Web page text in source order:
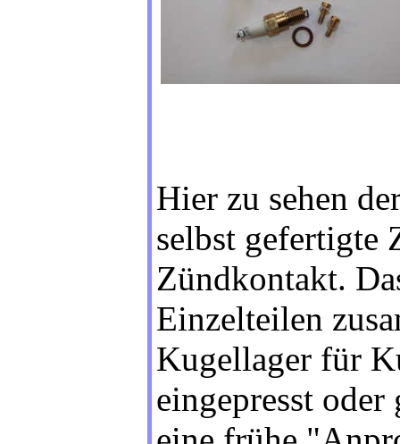
Hier zu sehen
selbst gefertigte
Zündkontakt.
Einzelteilen
Kugellager für
eingepresst